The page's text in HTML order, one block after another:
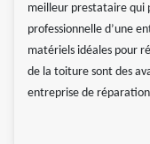
meilleur prestataire qui
professionnelle d’une
matériels idéales pour
de la toiture sont des
entreprise de